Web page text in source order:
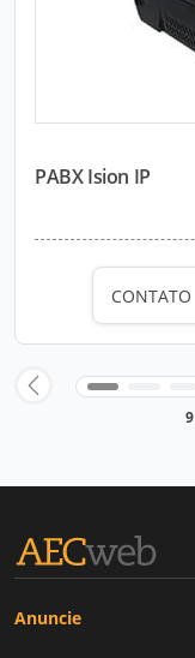
PABX Ision IP
CONTATO
9
Anuncie